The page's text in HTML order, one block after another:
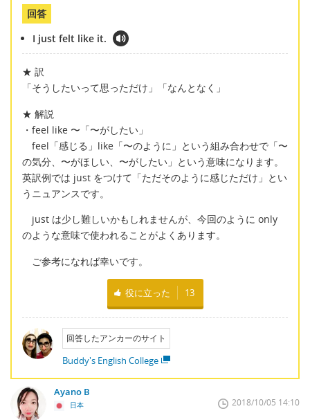
回答
I just felt like it.
★ 訳
「そうしたいって思っただけ」「なんとなく」
★ 解説
・feel like 〜「〜がしたい」
feel「感じる」like「〜のように」という組み合わせで「〜
の気分、〜がほしい、〜がしたい」という意味になります。
英訳例では just をつけて「ただそのように感じただけ」とい
うニュアンスです。
just は少し難しいかもしれませんが、今回のように only
のような意味で使われることがよくあります。
ご参考になれば幸いです。
役に立った 13
回答したアンカーのサイト
Buddy's English College
Ayano B
日本 2018/10/05 14:10